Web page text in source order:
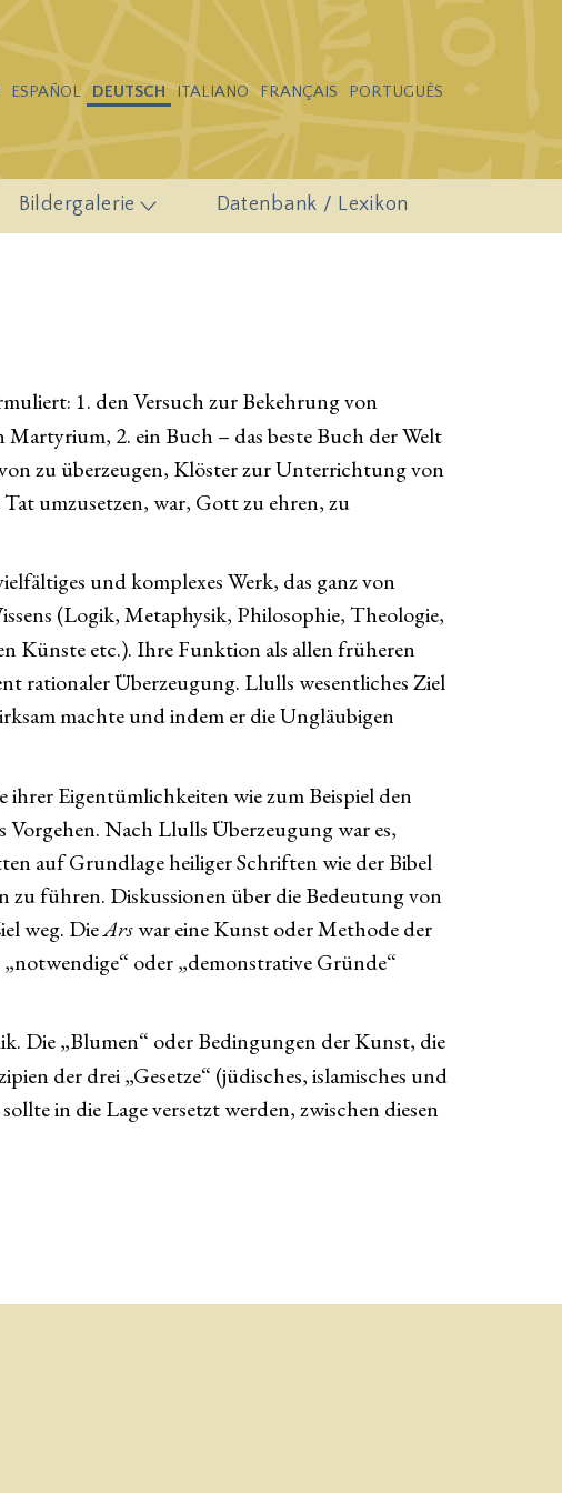
ESPAÑOL DEUTSCH ITALIANO FRANÇAIS PORTUGUÊS
Bildergalerie Datenbank / Lexikon
1. den Versuch zur Bekehrung von
2. ein Buch – das beste Buch der Welt
zu überzeugen, Klöster zur Unterrichtung von
umzusetzen, war, Gott zu ehren, zu
und komplexes Werk, das ganz von
(Logik, Metaphysik, Philosophie, Theologie,
Künste etc.). Ihre Funktion als allen früheren
rationaler Überzeugung. Llulls wesentliches Ziel
machte und indem er die Ungläubigen
ihrer Eigentümlichkeiten wie zum Beispiel den
Nach Llulls Überzeugung war es,
auf Grundlage heiliger Schriften wie der Bibel
zu führen. Diskussionen über die Bedeutung von
weg. DieArswar eine Kunst oder Methode der
oder „demonstrative Gründe“
Die „Blumen“ oder Bedingungen der Kunst, die
der drei „Gesetze“ (jüdisches, islamisches und
in die Lage versetzt werden, zwischen diesen